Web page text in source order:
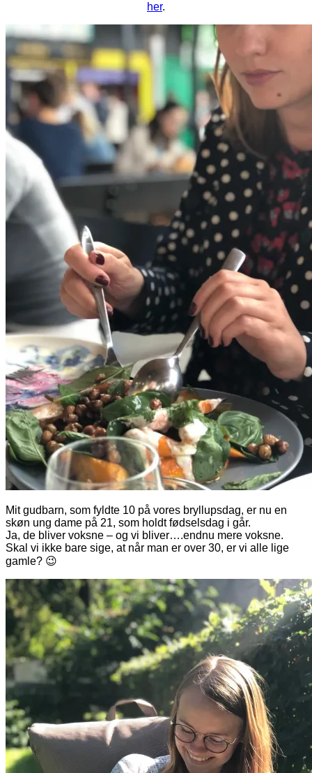
her.
Mit gudbarn, som fyldte 10 på vores bryllupsdag, er nu en
skøn ung dame på 21, som holdt fødselsdag i går.
Ja, de bliver voksne – og vi bliver….endnu mere voksne.
Skal vi ikke bare sige, at når man er over 30, er vi alle lige
gamle? 😉